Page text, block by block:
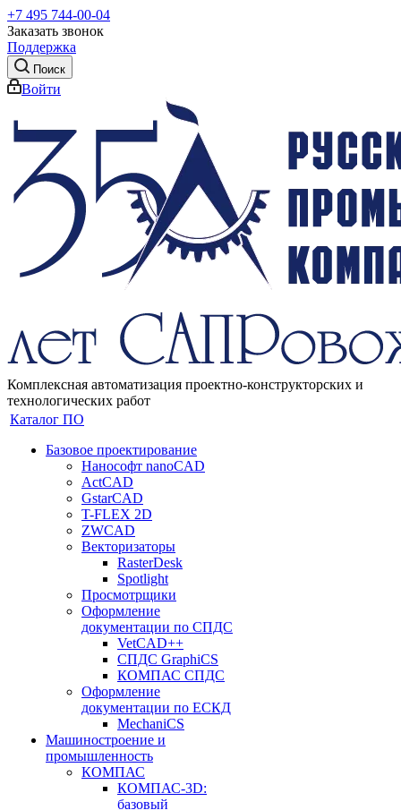
+7 495 744-00-04
Заказать звонок
Поддержка
Поиск
Войти
Комплексная автоматизация проектно-конструкторских и
технологических работ
Каталог ПО
Базовое проектирование
Нанософт nanoCAD
ActCAD
GstarCAD
T-FLEX 2D
ZWCAD
Векторизаторы
RasterDesk
Spotlight
Просмотрщики
Оформление
документации по СПДС
VetCAD++
СПДС GraphiCS
КОМПАС СПДС
Оформление
документации по ЕСКД
MechaniCS
Машиностроение и
промышленность
КОМПАС
КОМПАС-3D:
базовый